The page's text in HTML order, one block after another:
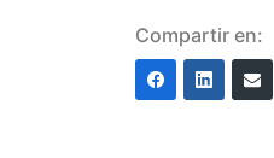
Compartir en: